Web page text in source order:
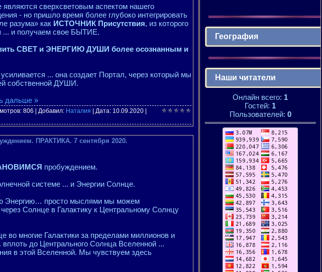
сверхсветовым аспектом нашего
- но пришло время более глубоко интегрировать
разума» как ИСТОЧНИК Присутствия, из которого
и получаем свое БЫТИЕ.
СВЕТ и ЭНЕРГИЮ ДУШИ более осознанным и
... она создает Портал, через который мы
собственной ДУШИ.
дальше »
806 | Добавил: Наталия | Дата: 10.09.2020
ПРАКТИКА. 7 сентября 2020.
пробуждением.
системе ... и Энергии Солнце.
Энергию… просто мыслями мы можем
Солнце в Галактику к Центральному Солнцу
во многие Галактики за пределами миллионов и
до Центрального Солнца Вселенной ...
в этой Вселенной. Мы чувствуем здесь
География
Наши читатели
Онлайн всего: 1
Гостей: 1
Пользователей: 0